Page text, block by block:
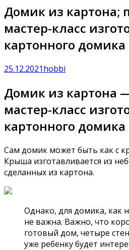
Домик из картона;
мастер-класс
картонного домика
25.12.2021hobbi
Домик из картона
мастер-класс
картонного домика
Сам домик может быть как с
Крыша изготавливается из
сделанных из картона.
Однако, для домика, как
не важна. Важно, что
готовый дом, четыре
уже ребенку будет